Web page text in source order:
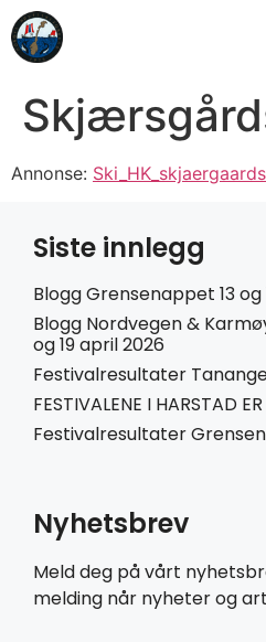
Annonse:
Siste innlegg
Blogg Grensenappet 13 og
Blogg Nordvegen &
og 19 april 2026
Festivalresultater
FESTIVALENE I HARSTAD
Festivalresultater
Nyhetsbrev
Meld deg på vårt
melding når nyheter og